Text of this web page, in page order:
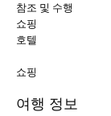
참조 및 수행
쇼핑
호텔
쇼핑
여행 정보